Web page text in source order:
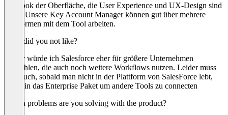
der Look der Oberfläche, die User Experience und UX-Design sind
super. Unsere Key Account Manager können gut über mehrere
Plattformen mit dem Tool arbeiten.
What did you not like?
Leider würde ich Salesforce eher für größere Unternehmen
empfehlen, die auch noch weitere Workflows nutzen. Leider muss
man auch, sobald man nicht in der Plattform von SalesForce lebt,
direkt in das Enterprise Paket um andere Tools zu connecten
Which problems are you solving with the product?